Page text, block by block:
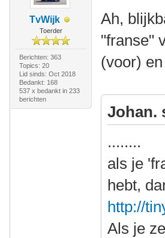
TvWijk
Toerder
Berichten: 363
Topics: 20
Lid sinds: Oct 2018
Bedankt: 168
537 x bedankt in 233
berichten
Ah,
"franse"
(voor)
Johan.
........
als je
hebt,
http://
Als je